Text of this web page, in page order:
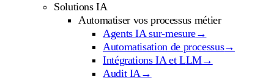
Solutions IA
Automatiser vos processus métier
Agents IA sur-mesure→
Automatisation de processus→
Intégrations IA et LLM→
Audit IA→